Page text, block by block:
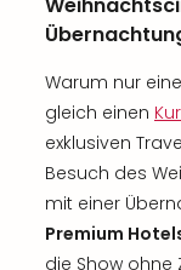
Warum nur
gleich einen
exklusiven
Besuch des
mit einer
Premium
die Show